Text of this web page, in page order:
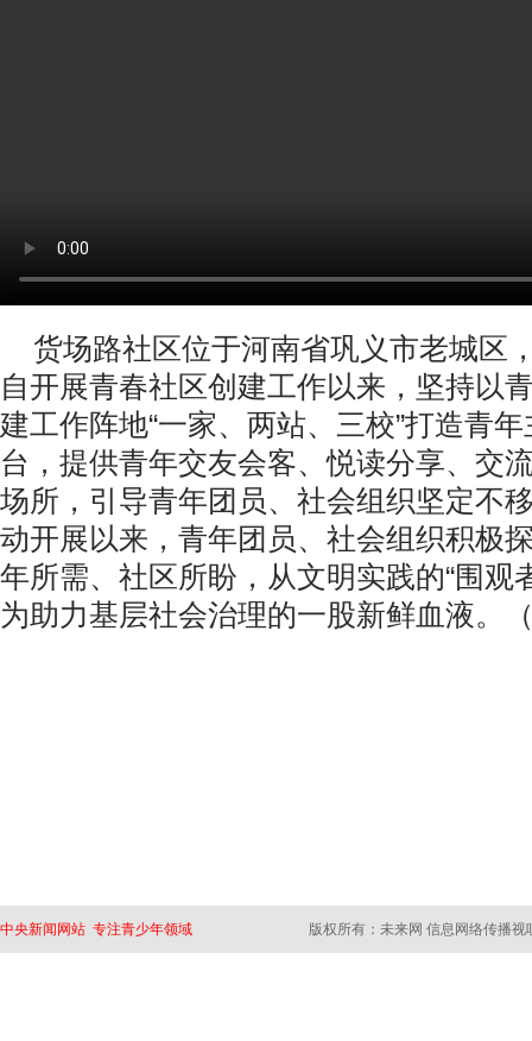
货场路社区位于河南省巩义市老城区
自开展青春社区创建工作以来，坚持以
建工作阵地“一家、两站、三校”打造青
台，提供青年交友会客、悦读分享、交
场所，引导青年团员、社会组织坚定不
动开展以来，青年团员、社会组织积极
年所需、社区所盼，从文明实践的“围观
为助力基层社会治理的一股新鲜血液。
中央新闻网站 专注青少年领域 版权所有：未来网 信息网络传播